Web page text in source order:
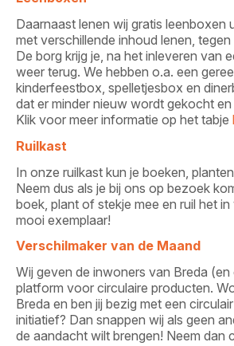
Daarnaast lenen wij gratis leenboxen
met verschillende inhoud lenen,
De borg krijg je, na het inleveren van
weer terug. We hebben o.a. een
kinderfeestbox, spelletjesbox en
dat er minder nieuw wordt gekocht en
Klik voor meer informatie op het tabje
Ruilkast
In onze ruilkast kun je boeken,
Neem dus als je bij ons op bezoek
boek, plant of stekje mee en ruil het
mooi exemplaar!
Verschilmaker van de Maand
Wij geven de inwoners van Breda
platform voor circulaire producten.
Breda en ben jij bezig met een
initiatief? Dan snappen wij als geen
de aandacht wilt brengen! Neem dan